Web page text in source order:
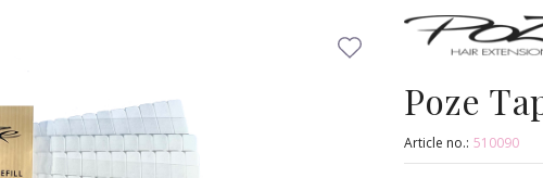
Poze
Article no.: 510090